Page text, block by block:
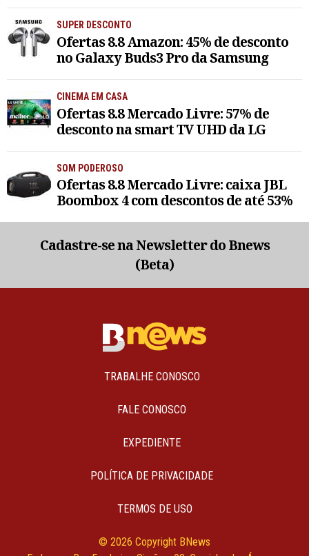
SUPER DESCONTO
Ofertas 8.8 Amazon: 45% de desconto
no Galaxy Buds3 Pro da Samsung
CINEMA EM CASA
Ofertas 8.8 Mercado Livre: 57% de
desconto na smart TV UHD da LG
SOM PODEROSO
Ofertas 8.8 Mercado Livre: caixa JBL
Boombox 4 com descontos de até 53%
Cadastre-se na Newsletter do Bnews
(Beta)
TRABALHE CONOSCO
FALE CONOSCO
EXPEDIENTE
POLÍTICA DE PRIVACIDADE
TERMOS DE USO
© 2026 Copyright BNews